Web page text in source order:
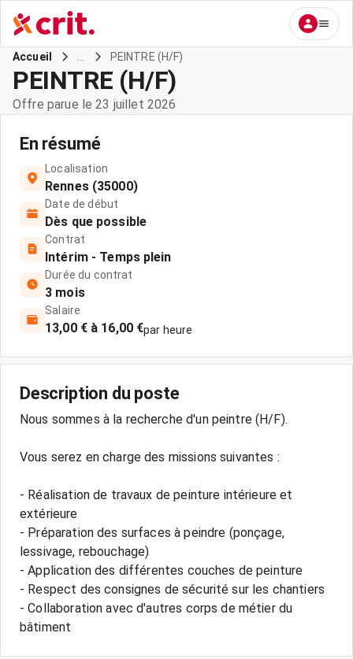
Accueil PEINTRE (H/F)
PEINTRE (H/F)
Offre parue le 23 juillet 2026
En résumé
Localisation
Rennes (35000)
Date de début
Dès que possible
Contrat
Intérim - Temps plein
Durée du contrat
3 mois
Salaire
13,00 € à 16,00 €par heure
Description du poste
Nous sommes à la recherche d'un peintre (H/F).
Vous serez en charge des missions suivantes :
- Réalisation de travaux de peinture intérieure et
extérieure
- Préparation des surfaces à peindre (ponçage,
lessivage, rebouchage)
- Application des différentes couches de peinture
- Respect des consignes de sécurité sur les chantiers
- Collaboration avec d'autres corps de métier du
bâtiment